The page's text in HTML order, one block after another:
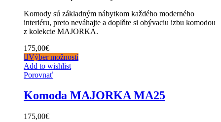
Komody sú základným nábytkom každého moderného
interiéru, preto neváhajte a doplňte si obývaciu izbu komodou
z kolekcie MAJORKA.
175,00€
Výber možností
Add to wishlist
Porovnať
Komoda MAJORKA MA25
175,00€